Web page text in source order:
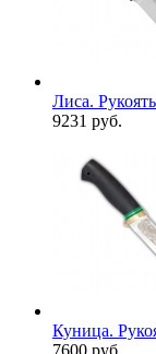
Лиса.
9231 руб.
Куница.